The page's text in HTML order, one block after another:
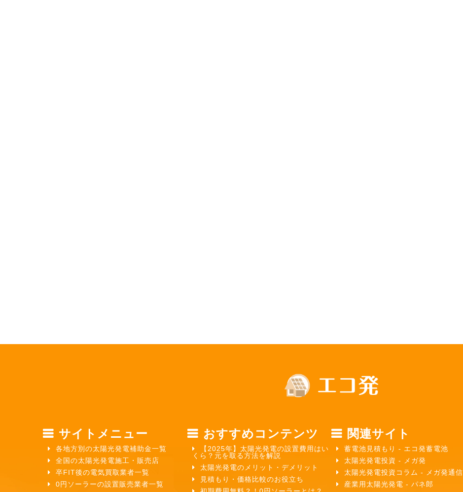
サイトメニュー
各地方別の太陽光発電補助金一覧
全国の太陽光発電施工・販売店
卒FIT後の電気買取業者一覧
0円ソーラーの設置販売業者一覧
おすすめコンテンツ
【2025年】太陽光発電の設置費用はい
くら？元を取る方法を解説
太陽光発電のメリット・デメリット
見積もり・価格比較のお役立ち
関連サイト
蓄電池見積もり - エコ発蓄電池
太陽光発電投資 - メガ発
太陽光発電投資コラム - メガ発通信
産業用太陽光発電 - パネ郎